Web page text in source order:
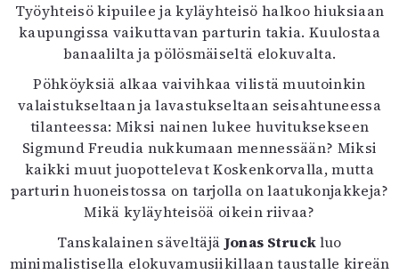
Työyhteisö kipuilee ja kyläyhteisö halkoo hiuksiaan
kaupungissa vaikuttavan parturin takia. Kuulostaa
banaalilta ja pölösmäiseltä elokuvalta.
Pöhköyksiä alkaa vaivihkaa vilistä muutoinkin
valaistukseltaan ja lavastukseltaan seisahtuneessa
tilanteessa: Miksi nainen lukee huvituksekseen
Sigmund Freudia nukkumaan mennessään? Miksi
kaikki muut juopottelevat Koskenkorvalla, mutta
parturin huoneistossa on tarjolla on laatukonjakkeja?
Mikä kyläyhteisöä oikein riivaa?
Tanskalainen säveltäjä Jonas Struckluo
minimalistisella elokuvamusiikillaan taustalle kireän